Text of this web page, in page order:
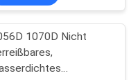
1070D Nicht